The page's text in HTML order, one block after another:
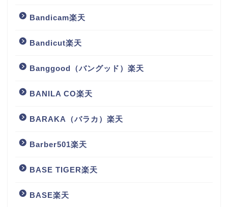
Bandicam楽天
Bandicut楽天
Banggood（バングッド）楽天
BANILA CO楽天
BARAKA（バラカ）楽天
Barber501楽天
BASE TIGER楽天
BASE楽天